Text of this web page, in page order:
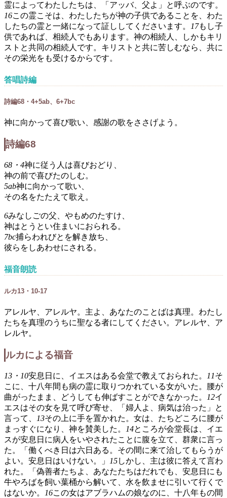
霊によってわたしたちは、「アッバ、父よ」と呼ぶのです。
16この霊こそは、わたしたちが神の子供であることを、わた
したちの霊と一緒になって証ししてくださいます。
17もし子
供であれば、相続人でもあります。神の相続人、しかもキリ
ストと共同の相続人です。キリストと共に苦しむなら、共に
その栄光をも受けるからです。
答唱詩編
詩編68・4+5ab、6+7bc
神に向かって喜び歌い、感謝の歌をささげよう。
詩編68
68・4神に従う人は喜びおどり、
神の前で喜びたのしむ。
5ab神に向かって歌い、
その名をたたえて歌え。
6みなしごの父、やもめのたすけ、
神はとうとい住まいにおられる。
7bc捕らわれびとを解き放ち、
彼らをしあわせにされる。
福音朗読
ルカ13・10-17
アレルヤ、アレルヤ。主よ、あなたのことばは真理。わたし
たちを真理のうちに聖なる者にしてください。アレルヤ、ア
レルヤ。
ルカによる福音
13・10安息日に、イエスはある会堂で教えておられた。 11そ
こに、十八年間も病の霊に取りつかれている女がいた。腰が
曲がったまま、どうしても伸ばすことができなかった。 12イ
エスはその女を見て呼び寄せ、「婦人よ、病気は治った」と
言って、 13その上に手を置かれた。女は、たちどころに腰が
まっすぐになり、神を賛美した。 14ところが会堂長は、イエ
スが安息日に病人をいやされたことに腹を立て、群衆に言っ
た。「働くべき日は六日ある。その間に来て治してもらうが
よい。安息日はいけない。」 15しかし、主は彼に答えて言わ
れた。「偽善者たちよ、あなたたちはだれでも、安息日にも
牛やろばを飼い葉桶から解いて、水を飲ませに引いて行くで
はないか。 16この女はアブラハムの娘なのに、十八年もの間